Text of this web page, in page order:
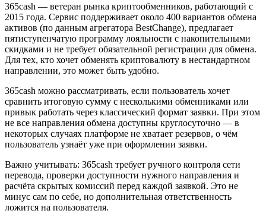
365cash — ветеран рынка криптообменников, работающий с
2015 года. Сервис поддерживает около 400 вариантов обмена
активов (по данным агрегатора BestChange), предлагает
пятиступенчатую программу лояльности с накопительными
скидками и не требует обязательной регистрации для обмена.
Для тех, кто хочет обменять криптовалюту в нестандартном
направлении, это может быть удобно.
365cash можно рассматривать, если пользователь хочет
сравнить итоговую сумму с несколькими обменниками или
привык работать через классический формат заявки. При этом
не все направления обмена доступны круглосуточно — в
некоторых случаях платформе не хватает резервов, о чём
пользователь узнаёт уже при оформлении заявки.
Важно учитывать: 365cash требует ручного контроля сети
перевода, проверки доступности нужного направления и
расчёта скрытых комиссий перед каждой заявкой. Это не
минус сам по себе, но дополнительная ответственность
ложится на пользователя.